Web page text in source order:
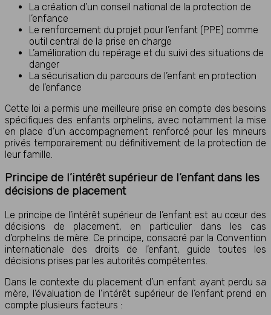
La création d’un conseil national de la protection de
l’enfance
Le renforcement du projet pour l’enfant (PPE) comme
outil central de la prise en charge
L’amélioration du repérage et du suivi des situations de
danger
La sécurisation du parcours de l’enfant en protection
de l’enfance
Cette loi a permis une meilleure prise en compte des besoins
spécifiques des enfants orphelins, avec notamment la mise
en place d’un accompagnement renforcé pour les mineurs
privés temporairement ou définitivement de la protection de
leur famille.
Principe de l’intérêt supérieur de l’enfant dans les
décisions de placement
Le principe de l’intérêt supérieur de l’enfant est au cœur des
décisions de placement, en particulier dans les cas
d’orphelins de mère. Ce principe, consacré par la Convention
internationale des droits de l’enfant, guide toutes les
décisions prises par les autorités compétentes.
Dans le contexte du placement d’un enfant ayant perdu sa
mère, l’évaluation de l’intérêt supérieur de l’enfant prend en
compte plusieurs facteurs :